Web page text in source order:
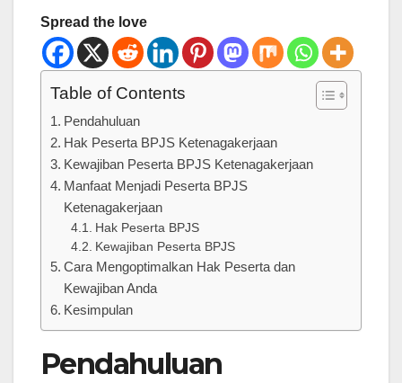
Spread the love
Table of Contents
Pendahuluan
Hak Peserta BPJS Ketenagakerjaan
Kewajiban Peserta BPJS Ketenagakerjaan
Manfaat Menjadi Peserta BPJS
Ketenagakerjaan
Hak Peserta BPJS
Kewajiban Peserta BPJS
Cara Mengoptimalkan Hak Peserta dan
Kewajiban Anda
Kesimpulan
Pendahuluan